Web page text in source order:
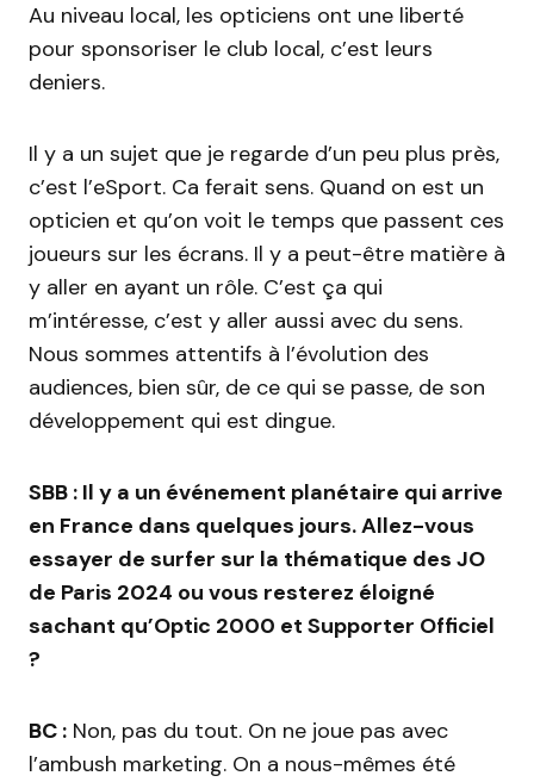
Au niveau local, les opticiens ont une liberté
pour sponsoriser le club local, c’est leurs
deniers.
Il y a un sujet que je regarde d’un peu plus près,
c’est l’eSport. Ca ferait sens. Quand on est un
opticien et qu’on voit le temps que passent ces
joueurs sur les écrans. Il y a peut-être matière à
y aller en ayant un rôle. C’est ça qui
m’intéresse, c’est y aller aussi avec du sens.
Nous sommes attentifs à l’évolution des
audiences, bien sûr, de ce qui se passe, de son
développement qui est dingue.
SBB : Il y a un événement planétaire qui arrive
en France dans quelques jours. Allez-vous
essayer de surfer sur la thématique des JO
de Paris 2024 ou vous resterez éloigné
sachant qu’Optic 2000 et Supporter Officiel
?
BC : Non, pas du tout. On ne joue pas avec
l’ambush marketing. On a nous-mêmes été